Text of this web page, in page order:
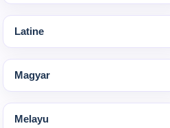
Latine
Magyar
Melayu